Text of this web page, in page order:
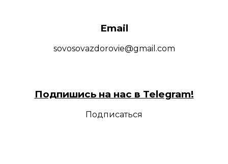
Email
sovosovazdorovie@gmail.com
Подпишись на нас в Telegram!
Подписаться